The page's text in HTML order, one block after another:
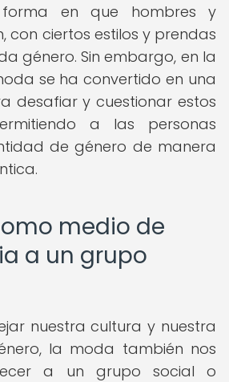
en que hombres y
con ciertos estilos y prendas
género. Sin embargo, en la
se ha convertido en una
desafiar y cuestionar estos
a las personas
de género de manera
medio de
a un grupo
nuestra cultura y nuestra
la moda también nos
a un grupo social o